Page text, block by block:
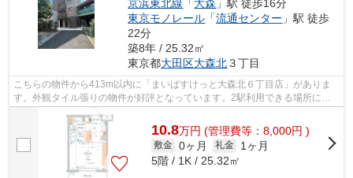
京浜東北線 「 大森 」駅 徒歩16分
東京モノレール 「流通センター 」駅 徒歩
22分
築8年 / 25.32㎡
東京都大田区大森北３丁目
こちらの物件から413m以内に「まいばすけっと大森北６丁目店」がありま
す。外観タイル張りの物件が好評となっています。2駅利用できる場所にあ
10.8万円 (管理費等：8,000円 )
敷金 0ヶ月 礼金
1ヶ月
5階 / 1K / 25.32㎡